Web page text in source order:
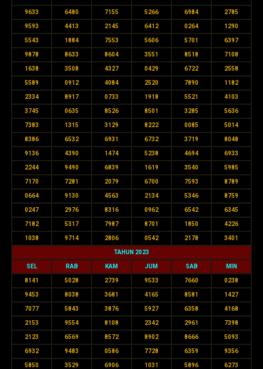
9633 6480 7155 5266 6984 2785
9593 4413 2145 6412 0264 1290
5543 1884 7553 5606 5701 6397
9878 8633 8604 3551 8518 7108
1638 3508 4327 0429 6722 2558
5589 0912 4084 2520 7890 1182
2334 8917 0733 1918 5521 4103
3745 0635 8526 8501 3285 5636
7383 1315 3129 8222 0085 5014
8386 6532 6931 6732 3719 8048
9136 4390 1474 5238 4694 6933
2244 9490 6839 1619 3540 5985
7170 7281 2079 6700 7593 8789
0664 9130 4563 2134 5346 8759
0247 2976 8316 0962 6542 6345
7182 5317 7987 8701 1850 4226
1038 9714 2806 0542 2178 3401
TAHUN 2023
SEL RAB KAM JUM SAB MIN
8141 5028 2739 9533 7660 0238
9453 8038 3681 4165 8581 1427
7077 5843 3876 5927 6358 4168
2153 9554 8108 2342 2961 7398
2123 6569 8572 8902 8666 5093
6932 9483 0586 7728 6359 9356
5850 3529 6906 1031 5896 6273